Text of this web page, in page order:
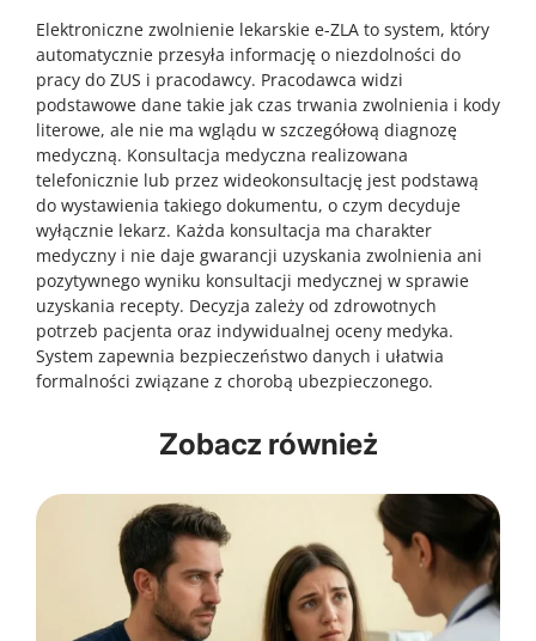
Elektroniczne zwolnienie lekarskie e-ZLA to system, który
automatycznie przesyła informację o niezdolności do
pracy do ZUS i pracodawcy. Pracodawca widzi
podstawowe dane takie jak czas trwania zwolnienia i kody
literowe, ale nie ma wglądu w szczegółową diagnozę
medyczną. Konsultacja medyczna realizowana
telefonicznie lub przez wideokonsultację jest podstawą
do wystawienia takiego dokumentu, o czym decyduje
wyłącznie lekarz. Każda konsultacja ma charakter
medyczny i nie daje gwarancji uzyskania zwolnienia ani
pozytywnego wyniku konsultacji medycznej w sprawie
uzyskania recepty. Decyzja zależy od zdrowotnych
potrzeb pacjenta oraz indywidualnej oceny medyka.
System zapewnia bezpieczeństwo danych i ułatwia
formalności związane z chorobą ubezpieczonego.
Zobacz również